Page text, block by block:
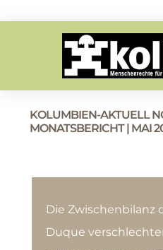
KOLUMBIEN-AKTUELL
MONATSBERICHT | MAI
Die Zwischenbilanz
Duque